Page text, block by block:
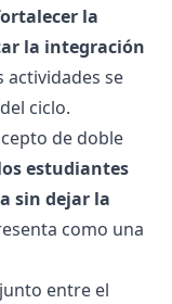
la
la integración
actividades se
ciclo.
de doble
estudiantes
sin dejar la
como una
entre el